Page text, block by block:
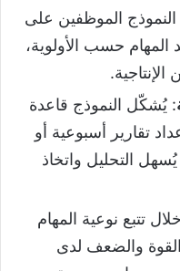
الموظفين على
المهام حسب الأولوية،
: يُشكّل النموذج قاعدة
تقارير أسبوعية أو
التحليل واتخاذ
تتبع نوعية المهام
والضعف لدى